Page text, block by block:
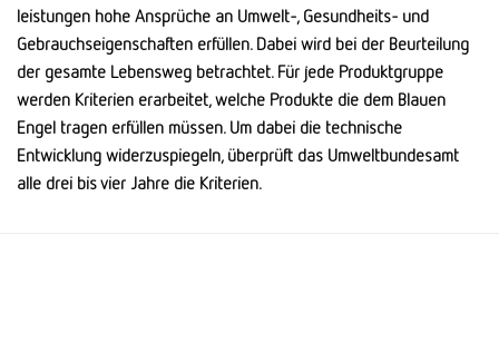
leistungen hohe Ansprüche an Umwelt-, Gesundheits- und
Gebrauchs­eigenschaften erfüllen. Dabei wird bei der Beurteilung
der gesamte Lebens­weg betrachtet. Für jede Produkt­gruppe
werden Kriterien erarbeitet, welche Produkte die dem Blauen
Engel tragen erfüllen müssen. Um dabei die technische
Entwicklung wider­zuspiegeln, über­prüft das Umwelt­bundesamt
alle drei bis vier Jahre die Kriterien.